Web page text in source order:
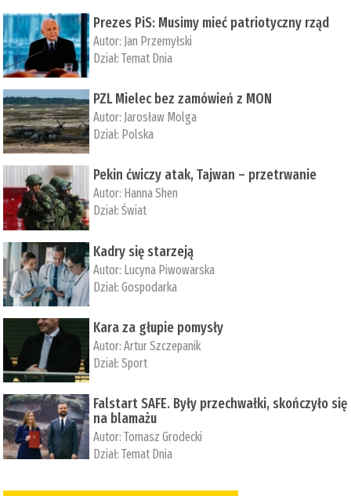
Prezes PiS: Musimy mieć patriotyczny rząd
Autor: Jan Przemyłski
Dział:Temat Dnia
PZL Mielec bez zamówień z MON
Autor: Jarosław Molga
Dział: Polska
Pekin ćwiczy atak, Tajwan – przetrwanie
Autor: ­Hanna Shen
Dział:Świat
Kadry się starzeją
Autor: Lucyna Piwowarska
Dział:Gospodarka
Kara za głupie pomysły
Autor:Artur Szczepanik
Dział:Sport
Falstart SAFE. Były przechwałki, skończyło się
na blamażu
Autor:Tomasz Grodecki
Dział:Temat Dnia